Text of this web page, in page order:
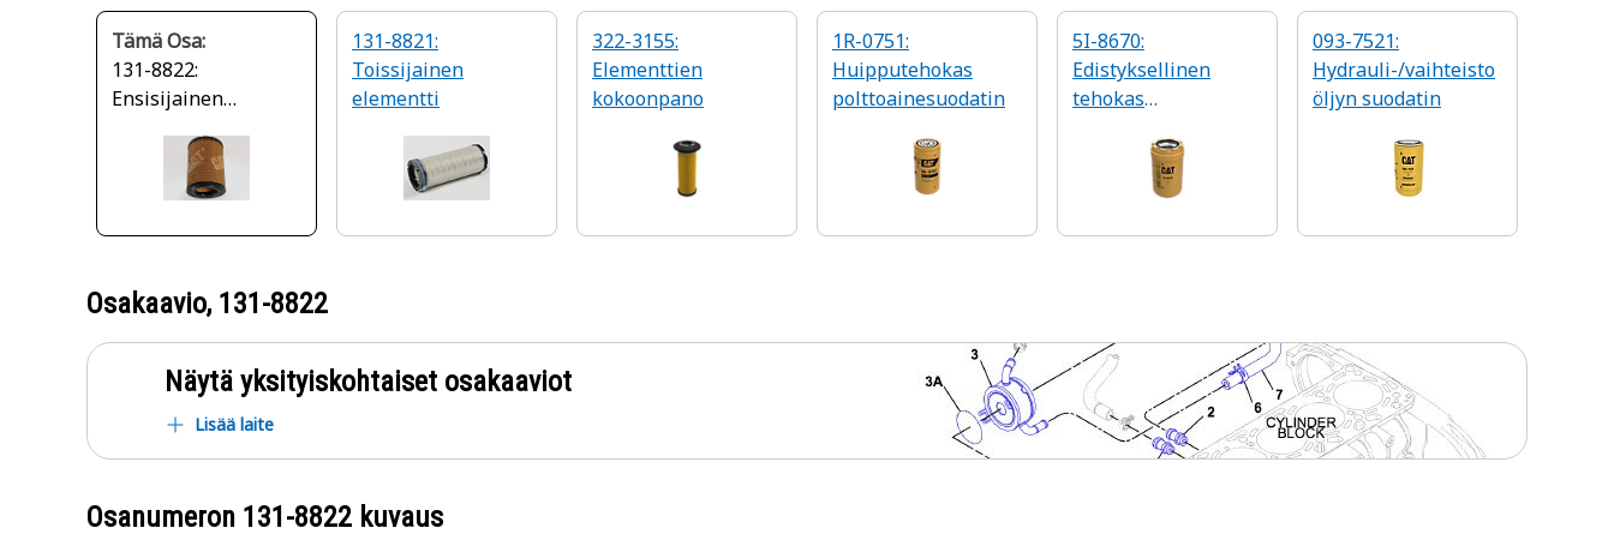
Tämä Osa:
131-8822:
Ensisijainen
moottorin
ilmansuodatin
131-8821:
Toissijainen
elementti
322-3155:
Elementtien
kokoonpano
1R-0751:
Huipputehokas
polttoainesuodatin
5I-8670:
Edistyksellinen
tehokas
093-7521:
Hydrauli-/vaihteisto
öljyn suodatin
Osakaavio, 131-8822
Näytä yksityiskohtaiset osakaaviot
Lisää laite
Osanumeron 131-8822 kuvaus